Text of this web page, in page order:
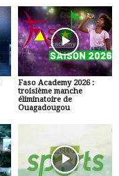
Faso Academy 2026 :
troisième manche
éliminatoire de
Ouagadougou